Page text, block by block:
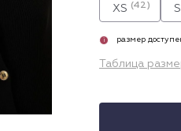
XS (42) S
i размер
Таблица